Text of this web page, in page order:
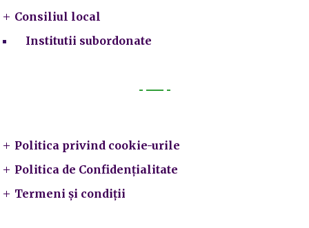
Consiliul local
Institutii subordonate
Politica privind cookie-urile
Politica de Confidențialitate
Termeni și condiții